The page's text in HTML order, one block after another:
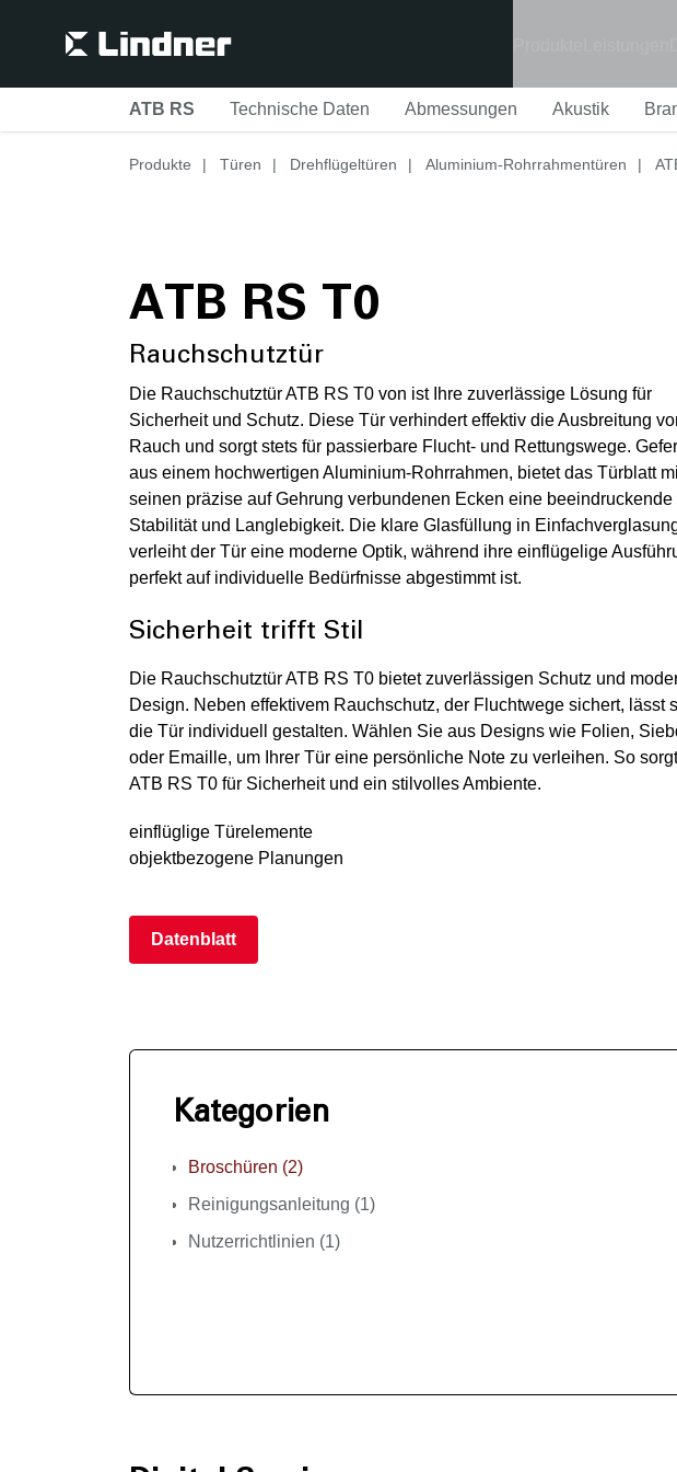
Suche
ATB RS Technische Daten Abmessungen Akustik
Produkte | Türen | Drehflügeltüren | Aluminium-Rohrrahmentüren |
ATB RS T0
Rauchschutztür
Die Rauchschutztür ATB RS T0 von ist Ihre zuverlässige Lösung für
Sicherheit und Schutz. Diese Tür verhindert effektiv die Ausbreitung
Rauch und sorgt stets für passierbare Flucht- und Rettungswege.
aus einem hochwertigen Aluminium-Rohrrahmen, bietet das Türblatt
seinen präzise auf Gehrung verbundenen Ecken eine beeindruckende
Stabilität und Langlebigkeit. Die klare Glasfüllung in
verleiht der Tür eine moderne Optik, während ihre einflügelige
perfekt auf individuelle Bedürfnisse abgestimmt ist.
Sicherheit trifft Stil
Die Rauchschutztür ATB RS T0 bietet zuverlässigen Schutz und
Design. Neben effektivem Rauchschutz, der Fluchtwege sichert, lässt
die Tür individuell gestalten. Wählen Sie aus Designs wie Folien,
oder Emaille, um Ihrer Tür eine persönliche Note zu verleihen. So
ATB RS T0 für Sicherheit und ein stilvolles Ambiente.
einflüglige Türelemente
objektbezogene Planungen
Datenblatt
Typ ATB RS T0
Frontansicht
Kategorien
Broschüren (2)
Reinigungsanleitung (1)
Nutzerrichtlinien (1)